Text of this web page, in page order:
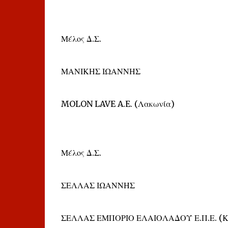
Μέλος Δ.Σ.
ΜΑΝΙΚΗΣ ΙΩΑΝΝΗΣ
MOLON LAVE A.E. (Λακωνία)
Μέλος Δ.Σ.
ΣΕΛΛΑΣ ΙΩΑΝΝΗΣ
ΣΕΛΛΑΣ ΕΜΠΟΡΙΟ ΕΛΑΙΟΛΑΔΟΥ Ε.Π.Ε.